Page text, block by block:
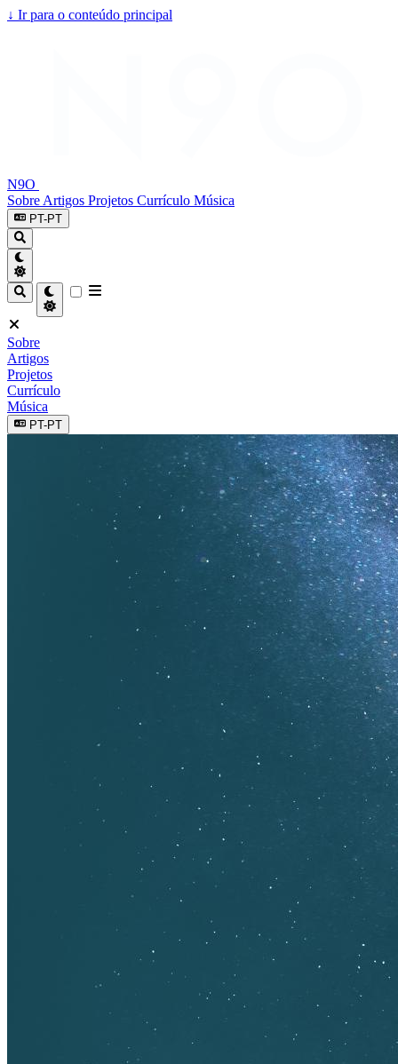
↓ Ir para o conteúdo principal
N9O
Sobre Artigos Projetos Currículo Música
PT-PT
Sobre
Artigos
Projetos
Currículo
Música
PT-PT